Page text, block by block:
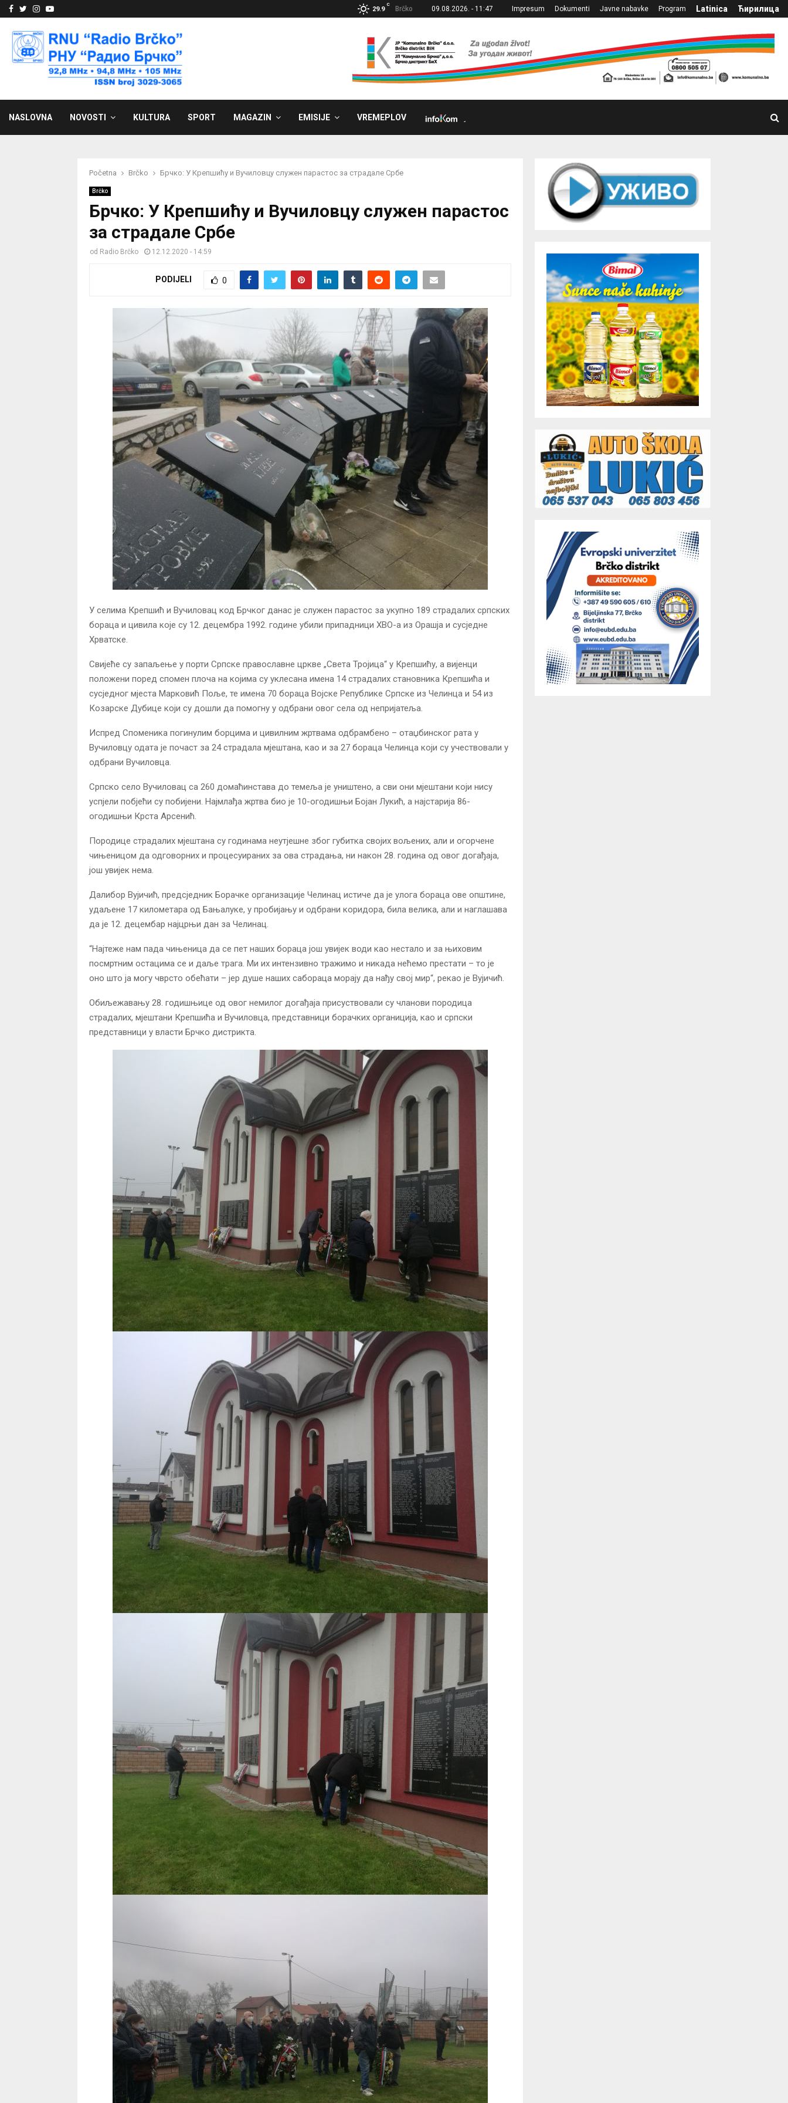
Facebook
Twitter
Instagram
Youtube 29.9
C
Brčko 09.08.2026. - 11:47 Impresum Dokumenti Javne nabavke Program Latinica Ћирилица
NASLOVNA NOVOSTI KULTURA SPORT MAGAZIN EMISIJE VREMEPLOV
Početna Brčko Брчко: У Крепшићу и Вучиловцу служен парастос за страдале Србе
Brčko
Брчко: У Крепшићу и Вучиловцу служен парастос
за страдале Србе
od Radio Brčko 12.12.2020 - 14:59
PODIJELI 0
У селима Крепшић и Вучиловац код Брчког данас је служен парастос за укупно 189 страдалих српских
бораца и цивила које су 12. децембра 1992. године убили припадници ХВО-а из Орашја и сусједне
Хрватске.
Свијеће су запаљење у порти Српске православне цркве „Света Тројица“ у Крепшићу, а вијенци
положени поред спомен плоча на којима су уклесана имена 14 страдалих становника Крепшића и
сусједног мјеста Марковић Поље, те имена 70 бораца Војске Републике Српске из Челинца и 54 из
Козарске Дубице који су дошли да помогну у одбрани овог села од непријатеља.
Испред Споменика погинулим борцима и цивилним жртвама одбрамбено – отаџбинског рата у
Вучиловцу одата је почаст за 24 страдала мјештана, као и за 27 бораца Челинца који су учествовали у
одбрани Вучиловца.
Српско село Вучиловац са 260 домаћинстава до темеља је уништено, а сви они мјештани који нису
успјели побјећи су побијени. Најмлађа жртва био је 10-огодишњи Бојан Лукић, а најстарија 86-
огодишњи Крста Арсенић.
Породице страдалих мјештана су годинама неутјешне због губитка својих вољених, али и огорчене
чињеницом да одговорних и процесуираних за ова страдања, ни након 28. година од овог догађаја,
још увијек нема.
Далибор Вујичић, предсједник Борачке организације Челинац истиче да је улога бораца ове општине,
удаљене 17 километара од Бањалуке, у пробијању и одбрани коридора, била велика, али и наглашава
да је 12. децембар најцрњи дан за Челинац.
“Најтеже нам пада чињеница да се пет наших бораца још увијек води као нестало и за њиховим
посмртним остацима се и даље трага. Ми их интензивно тражимо и никада нећемо престати – то је
оно што ја могу чврсто обећати – јер душе наших сабораца морају да нађу свој мир“, рекао је Вујичић.
Обиљежавању 28. годишњице од овог немилог догађаја присуствовали су чланови породица
страдалих, мјештани Крепшића и Вучиловца, представници борачких органиција, као и српски
представници у власти Брчко дистрикта.